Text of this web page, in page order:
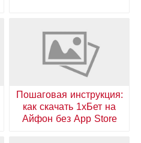
Пошаговая инструкция:
как скачать 1хБет на
Айфон без App Store